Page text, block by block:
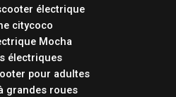
électrique
citycoco
Mocha
électriques
pour adultes
grandes roues